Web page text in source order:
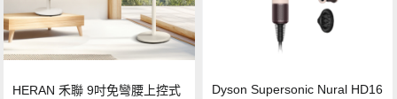
HERAN 禾聯 9吋免彎腰上控式
Dyson Supersonic Nural HD16